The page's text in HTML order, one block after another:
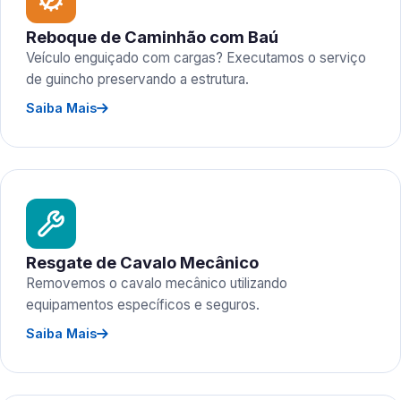
Reboque de Caminhão com Baú
Veículo enguiçado com cargas? Executamos o serviço
de guincho preservando a estrutura.
Saiba Mais
Resgate de Cavalo Mecânico
Removemos o cavalo mecânico utilizando
equipamentos específicos e seguros.
Saiba Mais